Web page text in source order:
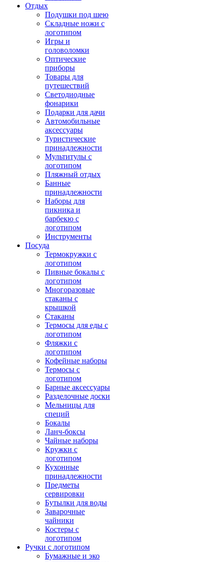
Отдых
Подушки под шею
Складные ножи с
логотипом
Игры и
головоломки
Оптические
приборы
Товары для
путешествий
Светодиодные
фонарики
Подарки для дачи
Автомобильные
аксессуары
Туристические
принадлежности
Мультитулы с
логотипом
Пляжный отдых
Банные
принадлежности
Наборы для
пикника и
барбекю с
логотипом
Инструменты
Посуда
Термокружки с
логотипом
Пивные бокалы с
логотипом
Многоразовые
стаканы с
крышкой
Стаканы
Термосы для еды с
логотипом
Фляжки с
логотипом
Кофейные наборы
Термосы с
логотипом
Барные аксессуары
Разделочные доски
Мельницы для
специй
Бокалы
Ланч-боксы
Чайные наборы
Кружки с
логотипом
Кухонные
принадлежности
Предметы
сервировки
Бутылки для воды
Заварочные
чайники
Костеры с
логотипом
Ручки с логотипом
Бумажные и эко